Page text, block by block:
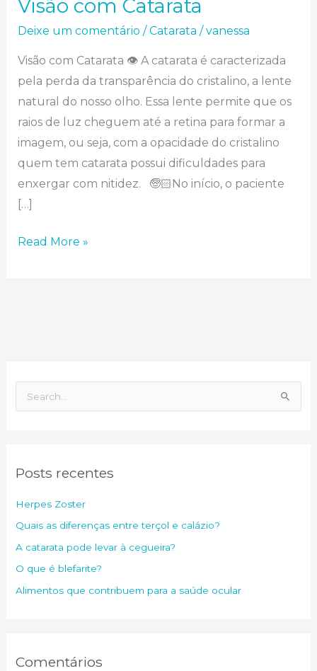
Visão com Catarata
Deixe um comentário /Catarata /vanessa
Visão com Catarata 👁 A catarata é caracterizada
pela perda da transparência do cristalino, a lente
natural do nosso olho. Essa lente permite que os
raios de luz cheguem até a retina para formar a
imagem, ou seja, com a opacidade do cristalino
quem tem catarata possui dificuldades para
enxergar com nitidez.⠀🧓🏻No início, o paciente
[…]
Read More »
u
a
r
p
o
Posts recentes
Herpes Zoster
Quais as diferenças entre terçol e calázio?
A catarata pode levar à cegueira?
O que é blefarite?
Alimentos que contribuem para a saúde ocular
Comentários